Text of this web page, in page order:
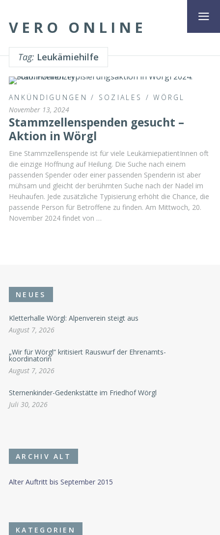
VERO ONLINE
Tag: Leukämiehilfe
ANKÜNDIGUNGEN / SOZIALES /WÖRGL
November 13, 2024
Stammzellenspenden gesucht –
Aktion in Wörgl
Eine Stammzellenspende ist für viele LeukämiepatientInnen oft
die einzige Hoffnung auf Heilung. Die Suche nach einem
passenden Spender oder einer passenden Spenderin ist aber
mühsam und gleicht der berühmten Suche nach der Nadel im
Heuhaufen. Jede zusätzliche Typisierung erhöht die Chance, die
passende Person für Betroffene zu finden. Am Mittwoch, 20.
November 2024 findet von …
NEUES
Kletterhalle Wörgl: Alpenverein steigt aus
August 7, 2026
„Wir für Wörgl“ kritisiert Rauswurf der Ehrenamts-
koordinatorin
August 7, 2026
Sternenkinder-Gedenkstätte im Friedhof Wörgl
Juli 30, 2026
ARCHIV ALT
Alter Auftritt bis September 2015
KATEGORIEN